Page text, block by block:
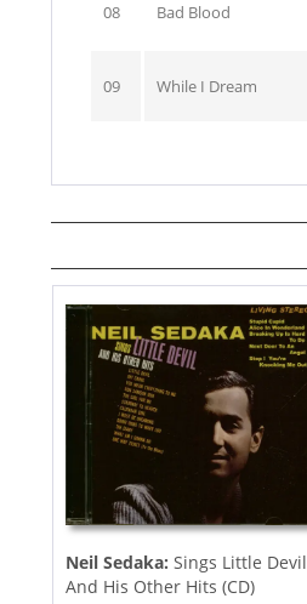
08 Bad Blood
09 While I Dream
Neil Sedaka: Sings Little Devil
And His Other Hits (CD)